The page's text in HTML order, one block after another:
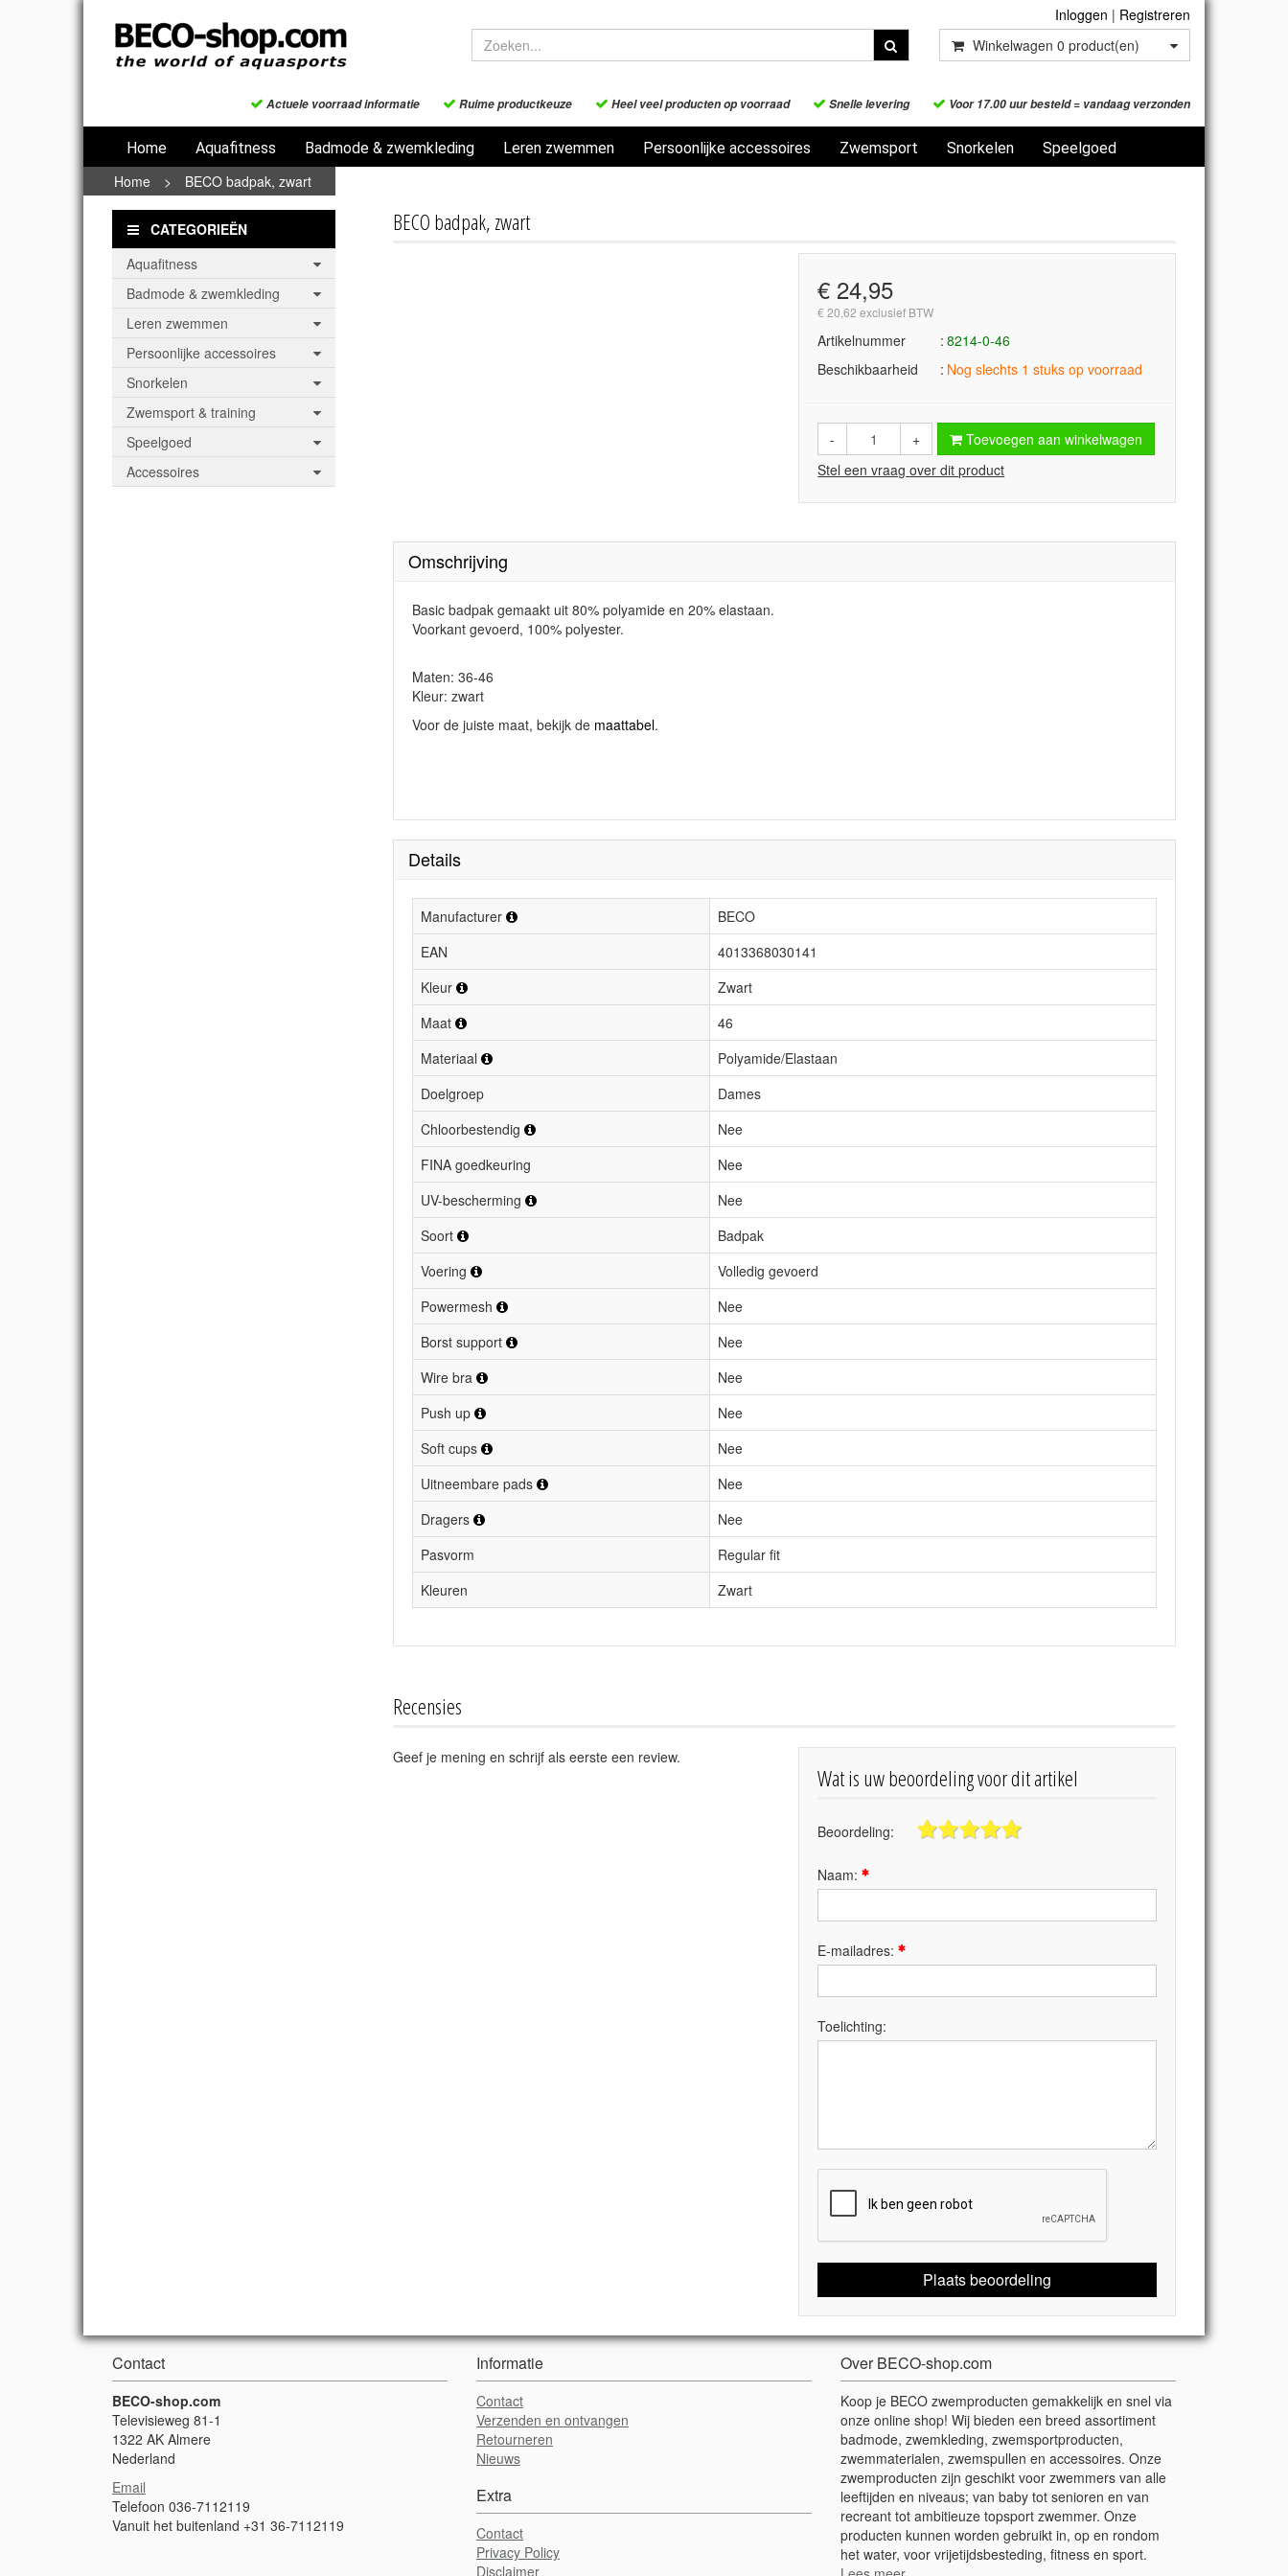
Inloggen | Registreren
Winkelwagen 0 product(en)
Actuele voorraad informatie Ruime productkeuze Heel veel producten op voorraad Snelle levering Voor 17.00 uur besteld = vandaag verzonden
Home Aquafitness Badmode & zwemkleding Leren zwemmen Persoonlijke accessoires Zwemsport Snorkelen Speelgoed
Home > BECO badpak, zwart
CATEGORIEËN
Aquafitness
Badmode & zwemkleding
Leren zwemmen
Persoonlijke accessoires
Snorkelen
Zwemsport & training
Speelgoed
Accessoires
BECO badpak, zwart
€ 24,95
€ 20,62 exclusief BTW
Artikelnummer
8214-0-46
Beschikbaarheid
Nog slechts 1 stuks op voorraad
- +
Toevoegen aan winkelwagen
Stel een vraag over dit product
Omschrijving
Basic badpak gemaakt uit 80% polyamide en 20% elastaan.
Voorkant gevoerd, 100% polyester.
Maten: 36-46
Kleur: zwart
Voor de juiste maat, bekijk de maattabel.
Details
Manufacturer
BECO
EAN
4013368030141
Kleur
Zwart
Maat
46
Materiaal
Polyamide/Elastaan
Doelgroep
Dames
Chloorbestendig
Nee
FINA goedkeuring
Nee
UV-bescherming
Nee
Soort
Badpak
Voering
Volledig gevoerd
Powermesh
Nee
Borst support
Nee
Wire bra
Nee
Push up
Nee
Soft cups
Nee
Uitneembare pads
Nee
Dragers
Nee
Pasvorm
Regular fit
Kleuren
Zwart
Recensies
Geef je mening en schrijf als eerste een review.
Wat is uw beoordeling voor dit artikel
Beoordeling:
Naam:
E-mailadres:
Toelichting:
Plaats beoordeling
Contact
BECO-shop.com
Televisieweg 81-1
1322 AK Almere
Nederland
Email
Telefoon 036-7112119
Vanuit het buitenland +31 36-7112119
Informatie
Contact
Verzenden en ontvangen
Retourneren
Nieuws
Extra
Contact
Privacy Policy
Disclaimer
Over BECO-shop.com
Koop je BECO zwemproducten gemakkelijk en snel via
onze online shop! Wij bieden een breed assortiment
badmode, zwemkleding, zwemsportproducten,
zwemmaterialen, zwemspullen en accessoires. Onze
zwemproducten zijn geschikt voor zwemmers van alle
leeftijden en niveaus; van baby tot senioren en van
recreant tot ambitieuze topsport zwemmer. Onze
producten kunnen worden gebruikt in, op en rondom
het water, voor vrijetijdsbesteding, fitness en sport.